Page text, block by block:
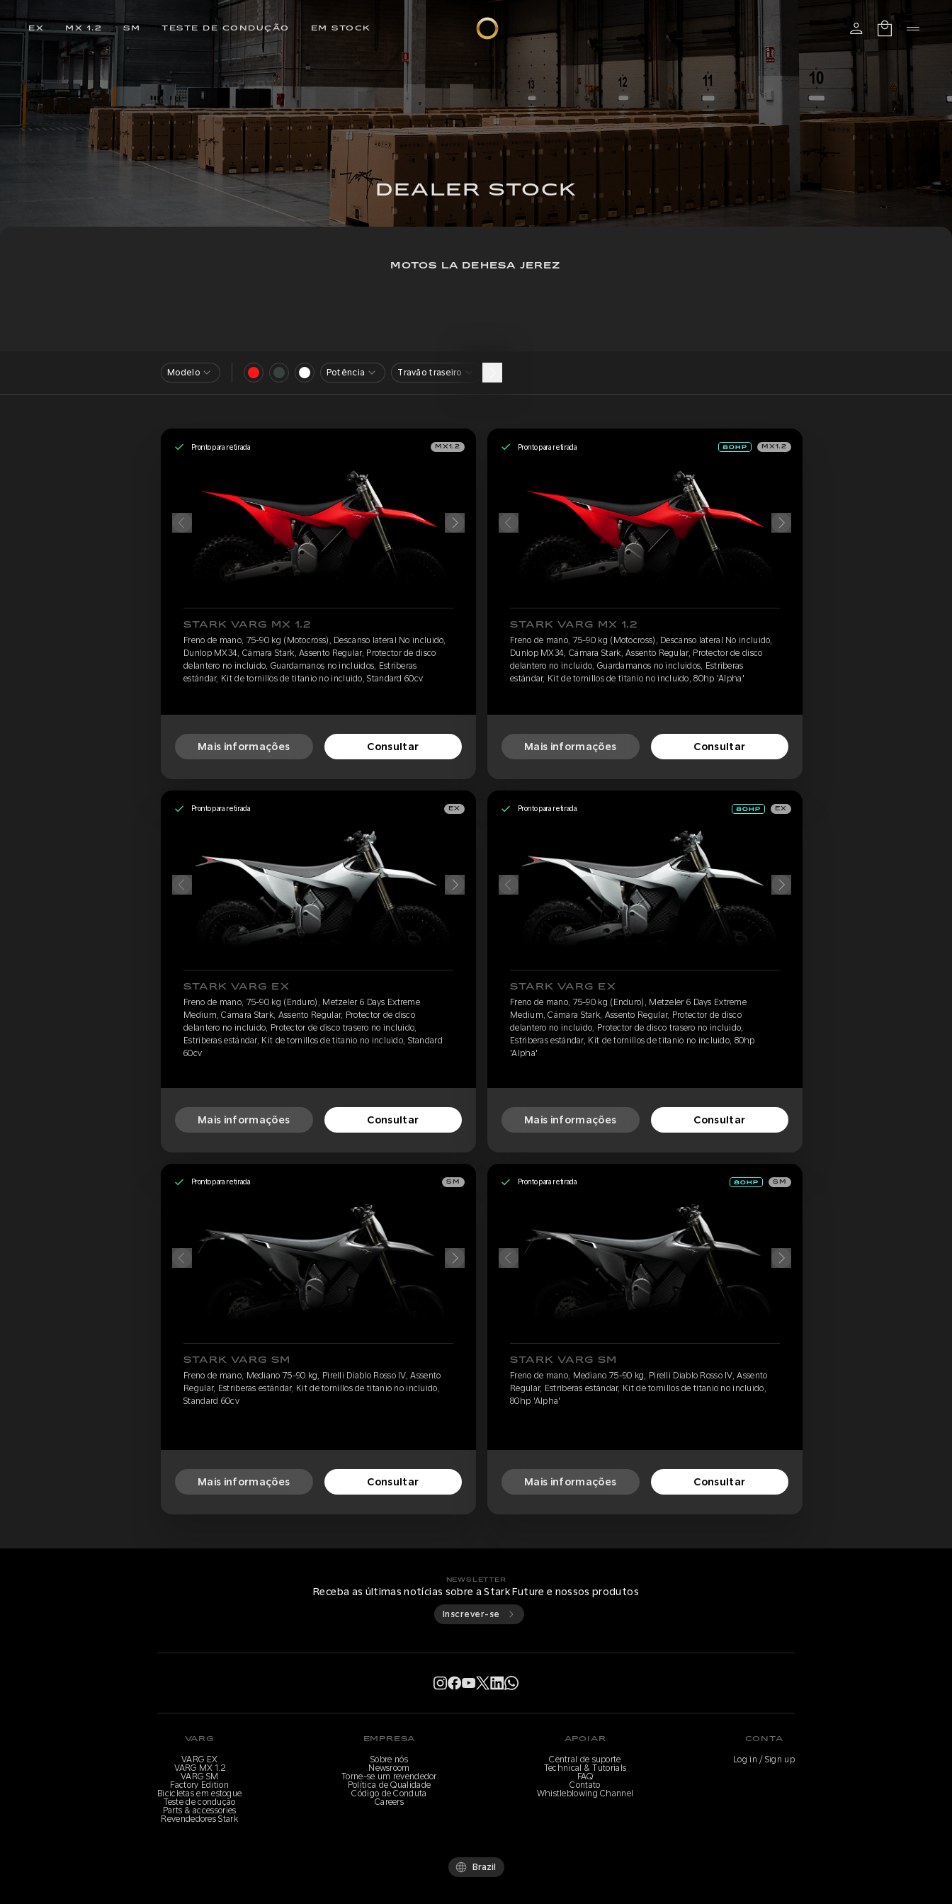
EX MX 1.2 SM TESTE DE CONDUÇÃO EM STOCK
DEALER STOCK
MOTOS LA DEHESA JEREZ
Modelo Potência Travão traseiro
Pronto para retirada MX1.2
STARK VARG MX 1.2
Freno de mano, 75-90 kg (Motocross), Descanso lateral No incluido,
Dunlop MX34, Cámara Stark, Assento Regular, Protector de disco
delantero no incluido, Guardamanos no incluidos, Estriberas
estándar, Kit de tornillos de titanio no incluido, Standard 60cv
Mais informações Consultar
Pronto para retirada MX1.2
STARK VARG MX 1.2
Freno de mano, 75-90 kg (Motocross), Descanso lateral No incluido,
Dunlop MX34, Cámara Stark, Assento Regular, Protector de disco
delantero no incluido, Guardamanos no incluidos, Estriberas
estándar, Kit de tornillos de titanio no incluido, 80hp 'Alpha'
Mais informações Consultar
Pronto para retirada EX
STARK VARG EX
Freno de mano, 75-90 kg (Enduro), Metzeler 6 Days Extreme
Medium, Cámara Stark, Assento Regular, Protector de disco
delantero no incluido, Protector de disco trasero no incluido,
Estriberas estándar, Kit de tornillos de titanio no incluido, Standard
60cv
Mais informações Consultar
Pronto para retirada EX
STARK VARG EX
Freno de mano, 75-90 kg (Enduro), Metzeler 6 Days Extreme
Medium, Cámara Stark, Assento Regular, Protector de disco
delantero no incluido, Protector de disco trasero no incluido,
Estriberas estándar, Kit de tornillos de titanio no incluido, 80hp
'Alpha'
Mais informações Consultar
Pronto para retirada SM
STARK VARG SM
Freno de mano, Mediano 75-90 kg, Pirelli Diablo Rosso IV, Assento
Regular, Estriberas estándar, Kit de tornillos de titanio no incluido,
Standard 60cv
Mais informações Consultar
Pronto para retirada SM
STARK VARG SM
Freno de mano, Mediano 75-90 kg, Pirelli Diablo Rosso IV, Assento
Regular, Estriberas estándar, Kit de tornillos de titanio no incluido,
80hp 'Alpha'
Mais informações Consultar
NEWSLETTER
Receba as últimas notícias sobre a Stark Future e nossos produtos
Inscrever-se
VARG
VARG EX
VARG MX 1.2
VARG SM
Factory Edition
Bicicletas em estoque
Teste de condução
Parts & accessories
Revendedores Stark
EMPRESA
Sobre nós
Newsroom
Torne-se um revendedor
Política de Qualidade
Código de Conduta
Careers
APOIAR
Central de suporte
Technical & Tutorials
FAQ
Contato
Whistleblowing Channel
CONTA
Log in / Sign up
Brazil